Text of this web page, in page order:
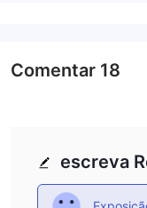
escreva
Comentar 18